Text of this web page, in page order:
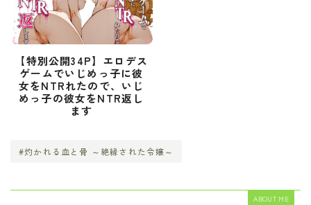
【特別公開34P】エロデス
ゲームでいじめっ子に彼
女をNTRれたので、いじ
めっ子の彼女をNTR返し
ます
#灼かれる血と骨 ～絶縁された令嬢～
ABOUT ME